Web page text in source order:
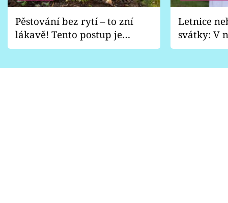
Pěstování bez rytí – to zní
lákavě! Tento postup je
vhodný jen pro některé
Letnice
svátky: V
pondělí